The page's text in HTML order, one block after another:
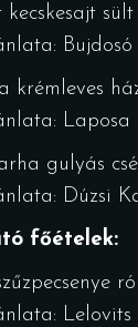
kecskesajt
krémleves
Laposa
gulyás
Dúzsi
főételek:
Lelovits